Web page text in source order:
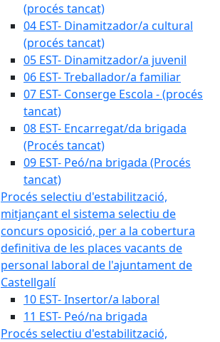
(procés tancat)
04 EST- Dinamitzador/a cultural
(procés tancat)
05 EST- Dinamitzador/a juvenil
06 EST- Treballador/a familiar
07 EST- Conserge Escola - (procés
tancat)
08 EST- Encarregat/da brigada
(Procés tancat)
09 EST- Peó/na brigada (Procés
tancat)
Procés selectiu d'estabilització,
mitjançant el sistema selectiu de
concurs oposició, per a la cobertura
definitiva de les places vacants de
personal laboral de l'ajuntament de
Castellgalí
10 EST- Insertor/a laboral
11 EST- Peó/na brigada
Procés selectiu d'estabilització,